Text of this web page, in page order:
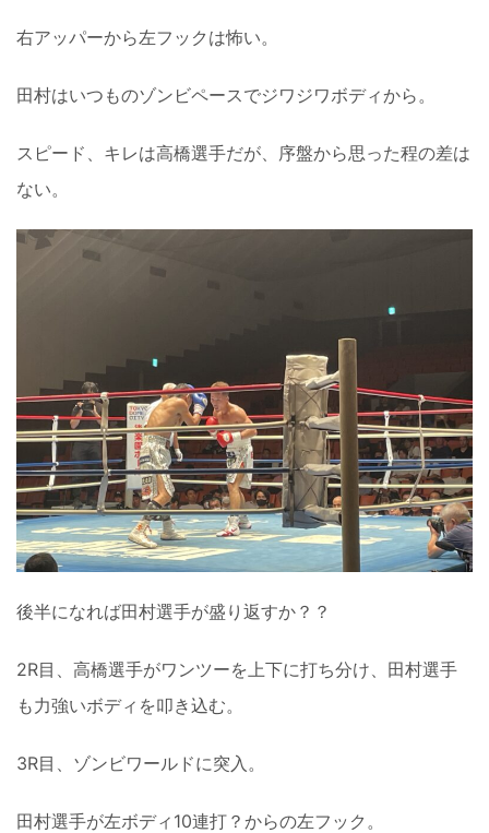
右アッパーから左フックは怖い。
田村はいつものゾンビペースでジワジワボディから。
スピード、キレは高橋選手だが、序盤から思った程の差は
ない。
後半になれば田村選手が盛り返すか？？
2R目、高橋選手がワンツーを上下に打ち分け、田村選手
も力強いボディを叩き込む。
3R目、ゾンビワールドに突入。
田村選手が左ボディ10連打？からの左フック。